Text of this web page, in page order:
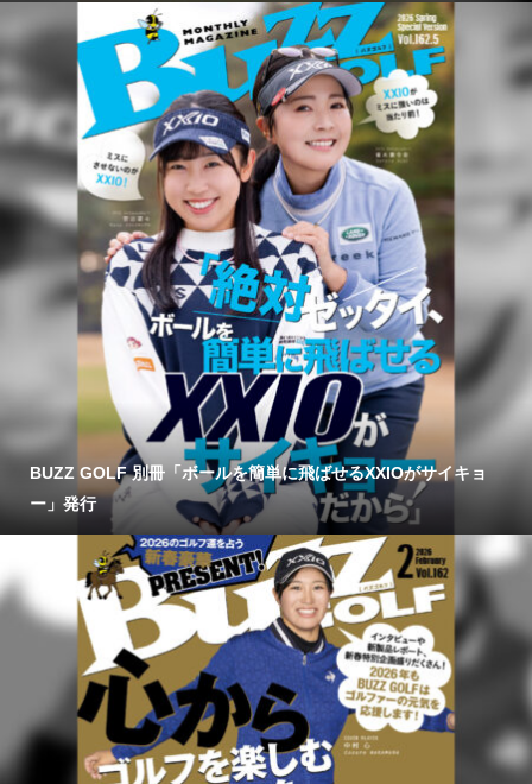
BUZZ GOLF 別冊「ボールを簡単に飛ばせるXXIOがサイキョ
ー」発行